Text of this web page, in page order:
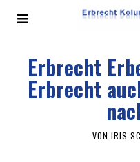
Erbrecht
Erbrecht
VON IRIS